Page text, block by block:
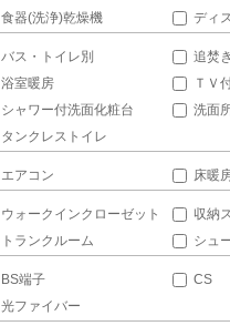
食器(洗浄)乾燥機
ディ
バス・トイレ別
追焚
浴室暖房
ＴＶ
シャワー付洗面化粧台
洗面
タンクレストイレ
エアコン 床暖
ウォークインクローゼット
収納
トランクルーム
シュ
BS端子
CS
光ファイバー